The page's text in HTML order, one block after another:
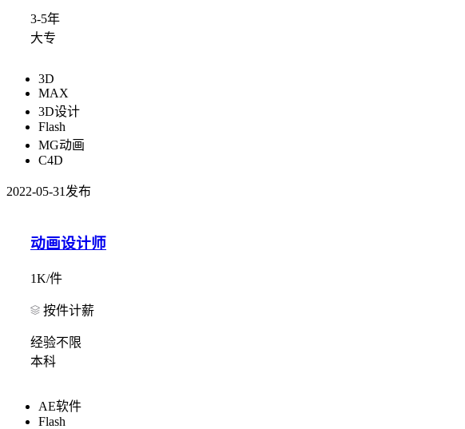
3-5年
大专
3D
MAX
3D设计
Flash
MG动画
C4D
2022-05-31发布
动画设计师
1K/件
按件计薪
经验不限
本科
AE软件
Flash